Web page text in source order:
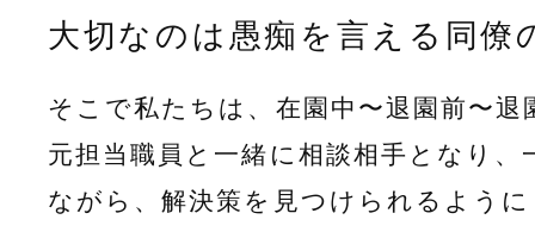
大切なのは愚痴を言える同僚
そこで私たちは、在園中〜退園前〜退
元担当職員と一緒に相談相手となり、
ながら、解決策を見つけられるよう